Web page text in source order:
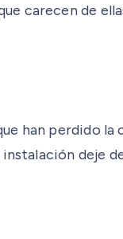
carecen de
han perdido
deje